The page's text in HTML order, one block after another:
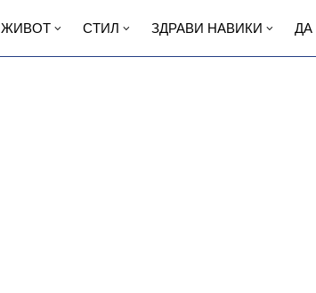
ЖИВОТ СТИЛ ЗДРАВИ НАВИКИ ДА